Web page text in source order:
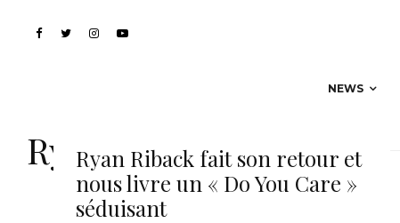
NEWS
Ryan Riback
Ryan Riback fait son retour et
nous livre un « Do You Care »
séduisant